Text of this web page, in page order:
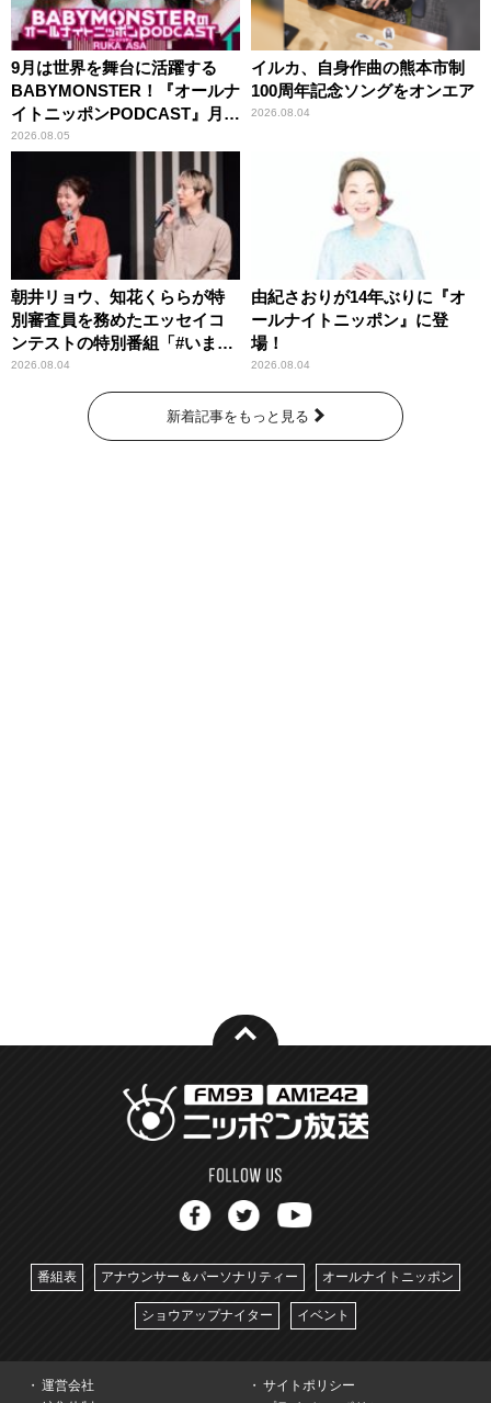
9月は世界を舞台に活躍する
BABYMONSTER！『オールナ
イトニッポンPODCAST』月替
わりパーソナリティ
2026.08.05
イルカ、自身作曲の熊本市制
100周年記念ソングをオンエア
2026.08.04
朝井リョウ、知花くららが特
別審査員を務めたエッセイコ
ンテストの特別番組「#いまあ
なたに伝えたいこと」
2026.08.04
由紀さおりが14年ぶりに『オ
ールナイトニッポン』に登
場！
2026.08.04
新着記事をもっと見る
番組表 アナウンサー＆パーソナリティー オールナイトニッポン
ショウアップナイター イベント
運営会社
サイトポリシー